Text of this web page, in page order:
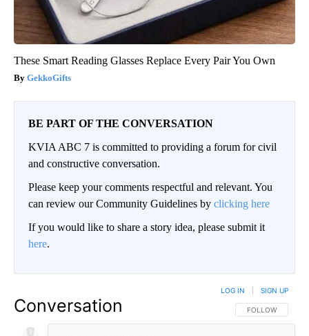
These Smart Reading Glasses Replace Every Pair You Own
GekkoGifts
BE PART OF THE CONVERSATION
KVIA ABC 7 is committed to providing a forum for civil
and constructive conversation.
Please keep your comments respectful and relevant. You
can review our Community Guidelines by clicking here
If you would like to share a story idea, please submit it
here.
Conversation FOLLOW THIS
FOLLOW
LOG IN SIGN UP